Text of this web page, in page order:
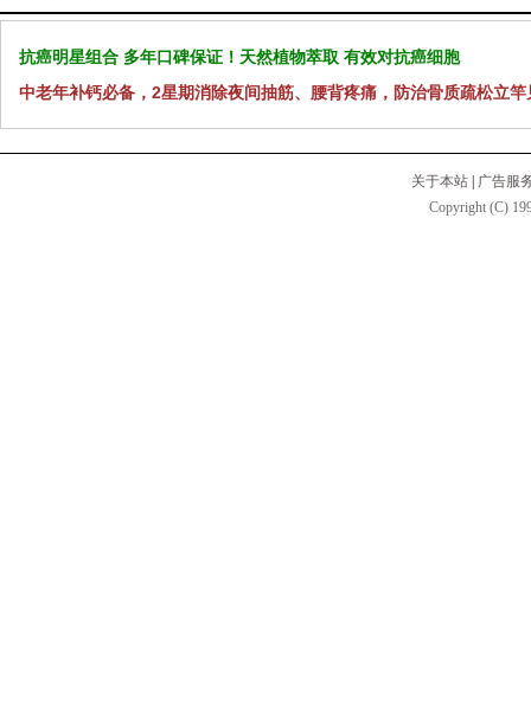
抗癌明星组合 多年口碑保证！天然植物萃取 有效对抗癌细胞
中老年补钙必备，2星期消除夜间抽筋、腰背疼痛，防治骨质疏松立竿
关于本站
广告服
Copyright (C)